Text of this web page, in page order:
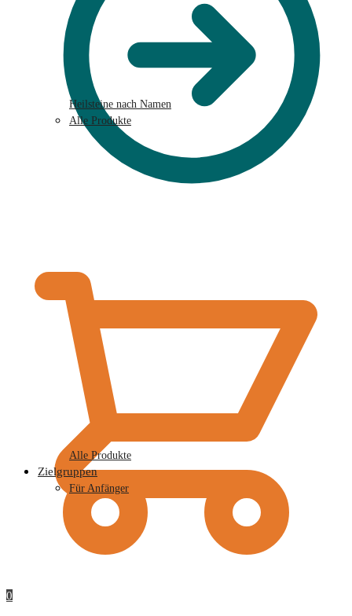
0
Heilsteine nach Namen
Alle Produkte
Alle Produkte
Zielgruppen
Für Anfänger